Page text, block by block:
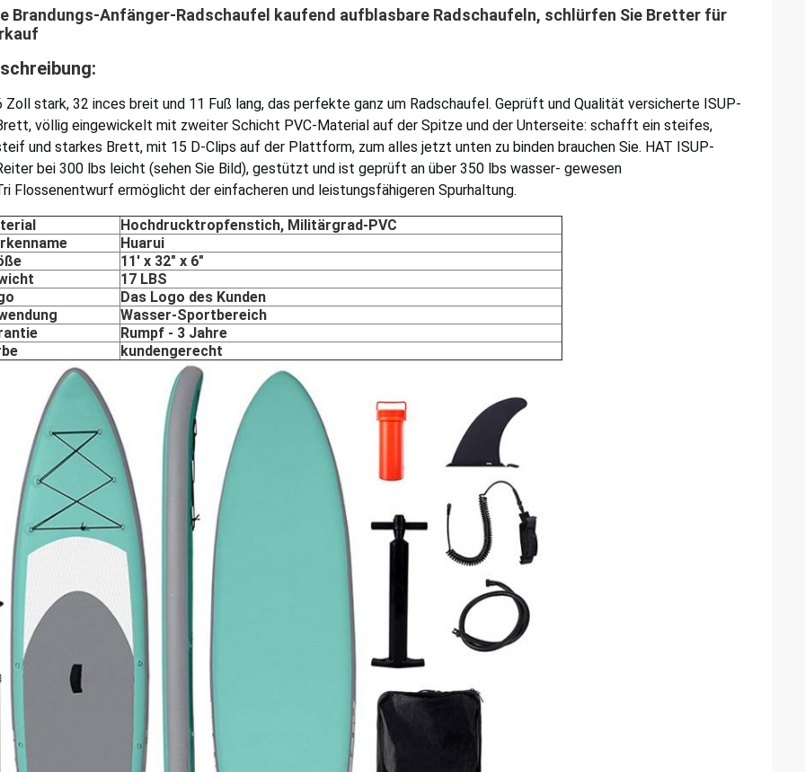
Brandungs-Anfänger-Radschaufel kaufend aufblasbare Radschaufeln, schlürfen Sie Bretter für
Zoll stark, 32 inces breit und 11 Fuß lang, das perfekte ganz um Radschaufel. Geprüft und Qualität versicherte ISUP-
völlig eingewickelt mit zweiter Schicht PVC-Material auf der Spitze und der Unterseite: schafft ein steifes,
und starkes Brett, mit 15 D-Clips auf der Plattform, zum alles jetzt unten zu binden brauchen Sie. HAT ISUP-
bei 300 lbs leicht (sehen Sie Bild), gestützt und ist geprüft an über 350 lbs wasser- gewesen
Flossenentwurf ermöglicht der einfacheren und leistungsfähigeren Spurhaltung.
Hochdrucktropfenstich, Militärgrad-PVC
Huarui
11' x 32" x 6"
17 LBS
Das Logo des Kunden
Wasser-Sportbereich
Rumpf - 3 Jahre
kundengerecht